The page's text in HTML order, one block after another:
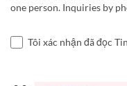
one person. Inquiries by
Tôi xác nhận đã đọc